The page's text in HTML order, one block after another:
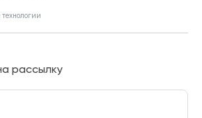
рассылку